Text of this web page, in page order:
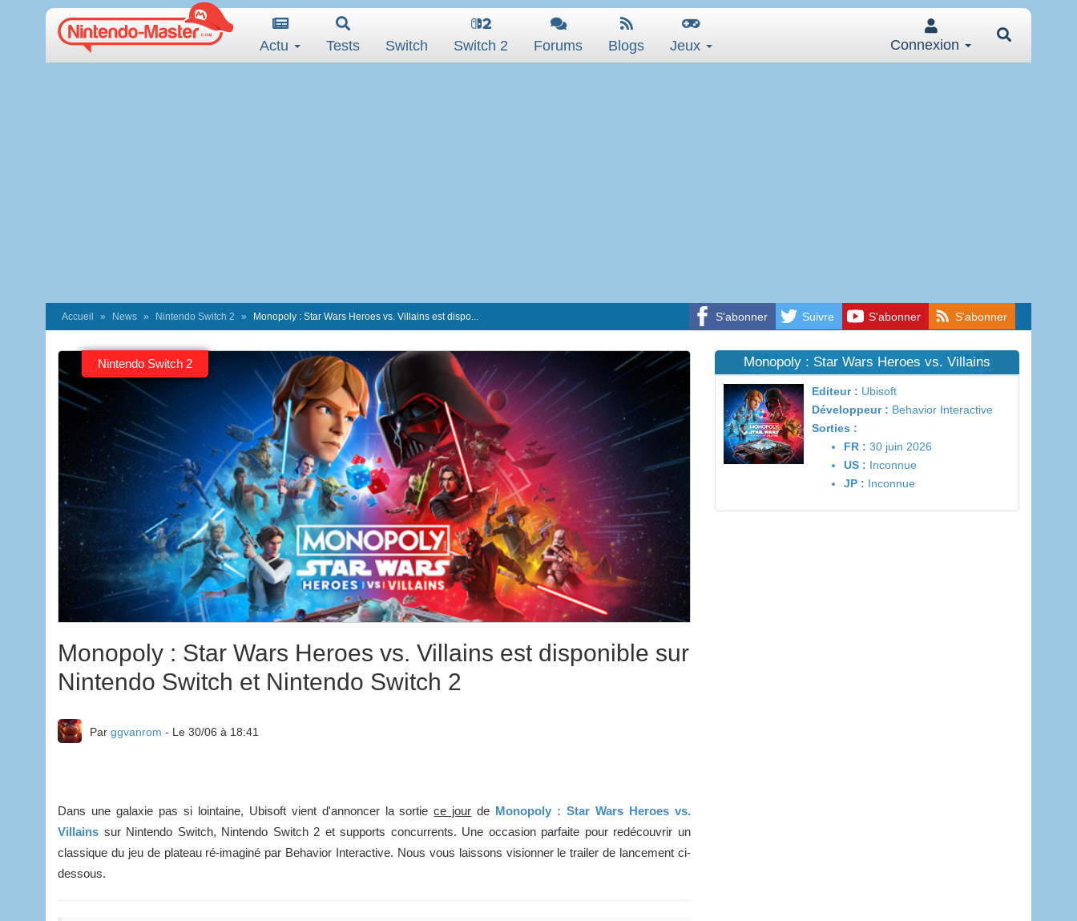
Actu Tests Switch Switch 2 Forums Blogs Jeux Connexion
S'abonner Suivre S'abonner S'abonner
Accueil News Nintendo Switch 2 Monopoly : Star Wars Heroes vs. Villains est dispo...
Nintendo Switch 2
Monopoly : Star Wars Heroes vs. Villains est disponible sur
Nintendo Switch et Nintendo Switch 2
Par ggvanrom - Le 30/06 à 18:41
Dans une galaxie pas si lointaine, Ubisoft vient d'annoncer la sortiece jour de Monopoly : Star Wars Heroes vs.
Villains sur Nintendo Switch, Nintendo Switch 2 et supports concurrents. Une occasion parfaite pour redécouvrir un
classique du jeu de plateau ré-imaginé par Behavior Interactive. Nous vous laissons visionner le trailer de lancement ci-
dessous.
Monopoly : Star Wars Heroes vs. Villains
Editeur : Ubisoft
Développeur : Behavior Interactive
Sorties :
FR : 30 juin 2026
US : Inconnue
JP : Inconnue